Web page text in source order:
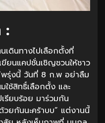
:
ดินทางไปเลือกตั้งที่
ขียนแคปชั่นเชิญชวนให้ชาว
พรุ่งนี้ วันที่ 8 ก.พ อย่าลืม
ใช้สิทธิ์เลือกตั้ง และ
รียบร้อย มาร่วมกัน
วยกันนะคร้าบบ” แต่งานนี้